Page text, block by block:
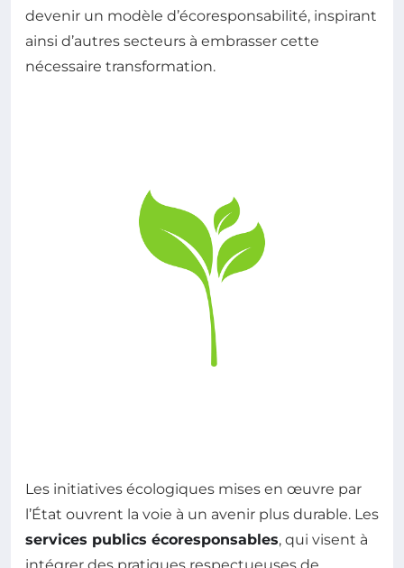
devenir un modèle d’écoresponsabilité, inspirant
ainsi d’autres secteurs à embrasser cette
nécessaire transformation.
Les initiatives écologiques mises en œuvre par
l’État ouvrent la voie à un avenir plus durable. Les
services publics écoresponsables, qui visent à